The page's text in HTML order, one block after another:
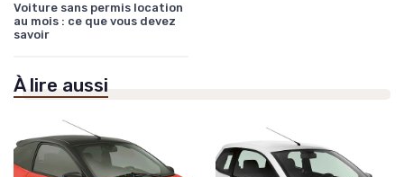
Voiture sans permis location
au mois : ce que vous devez
savoir
À lire aussi